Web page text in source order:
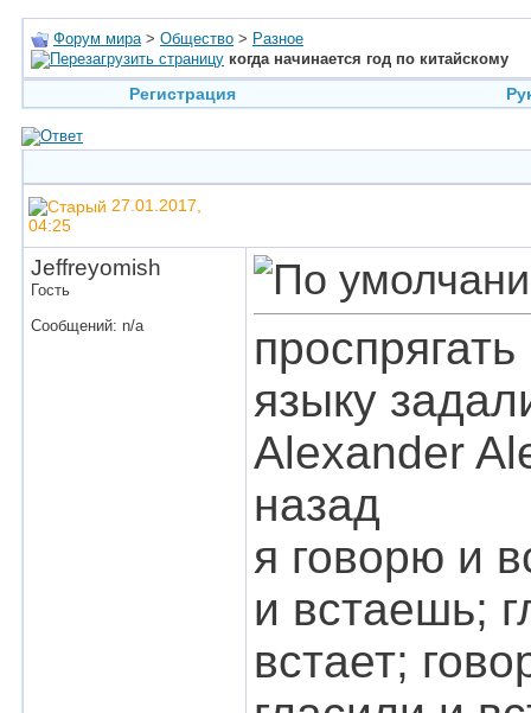
Форум мира > Общество > Разное
когда начинается год по китайскому
Регистрация
27.01.2017,
04:25
Jeffreyomish
Гость
Сообщений: n/a
языку
Alexander
назад
я говорю и
и встаешь;
встает;